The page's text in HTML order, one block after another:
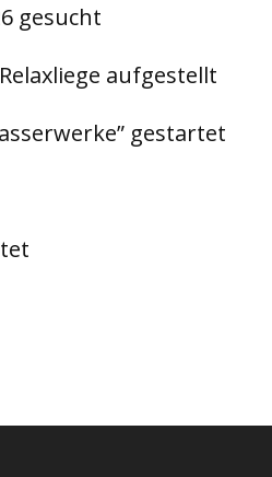
gesucht
aufgestellt
gestartet